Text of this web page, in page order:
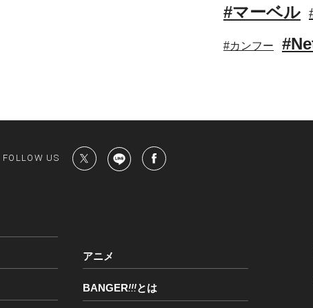
#マーベル
#カンフー
FOLLOW US
アニメ
BANGER!!!とは